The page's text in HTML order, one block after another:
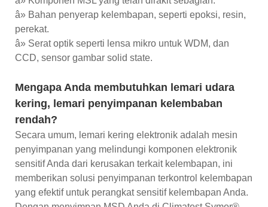
â» Bahan penyerap kelembapan, seperti epoksi, resin,
perekat.
â» Serat optik seperti lensa mikro untuk WDM, dan
CCD, sensor gambar solid state.
Mengapa Anda membutuhkan lemari udara
kering, lemari penyimpanan kelembaban
rendah?
Secara umum, lemari kering elektronik adalah mesin
penyimpanan yang melindungi komponen elektronik
sensitif Anda dari kerusakan terkait kelembapan, ini
memberikan solusi penyimpanan terkontrol kelembapan
yang efektif untuk perangkat sensitif kelembapan Anda.